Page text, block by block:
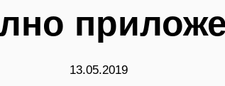
13.05.2019